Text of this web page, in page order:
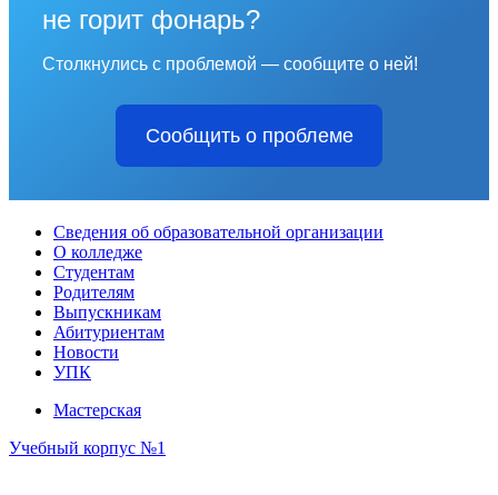
не горит фонарь?
Столкнулись с проблемой — сообщите о ней!
Сообщить о проблеме
Сведения об образовательной организации
О колледже
Студентам
Родителям
Выпускникам
Абитуриентам
Новости
УПК
Мастерская
Учебный корпус №1